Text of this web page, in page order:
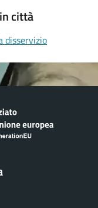
città
disservizio